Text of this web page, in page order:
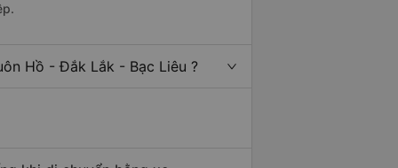
Hồ - Đắk Lắk - Bạc Liêu ?